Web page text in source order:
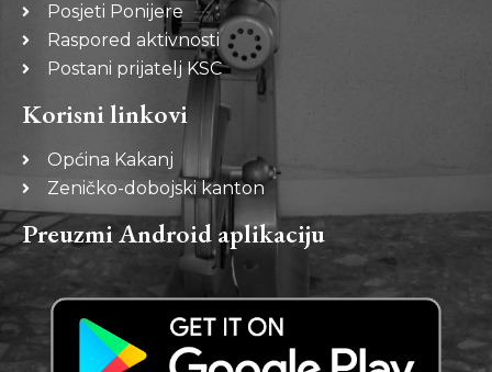
Posjeti Ponijere
Raspored aktivnosti
Postani prijatelj KSC
Korisni linkovi
Općina Kakanj
Zeničko-dobojski kanton
Preuzmi Android aplikaciju